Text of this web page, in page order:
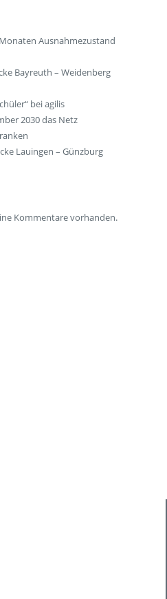
& Nachhaltigkeit
Fahrgäste
Ausnahmezustand
Bayreuth – Weidenberg
bei agilis
2030 das Netz
Lauingen – Günzburg
Kommentare vorhanden.